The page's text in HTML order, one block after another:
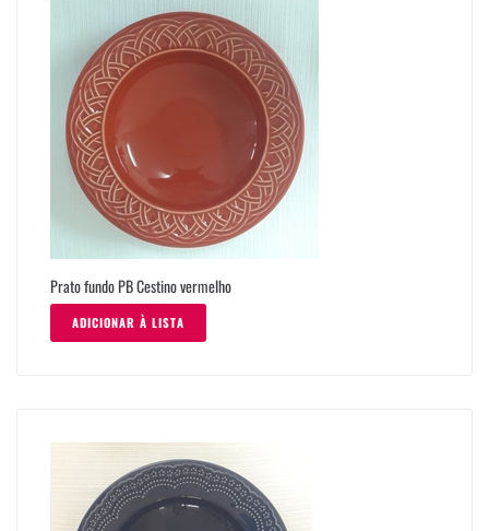
Prato fundo PB Cestino vermelho
ADICIONAR À LISTA